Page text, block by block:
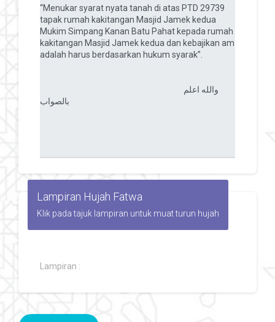
Lampiran Hujah Fatwa
Klik pada tajuk lampiran untuk muat turun hujah
Lampiran :